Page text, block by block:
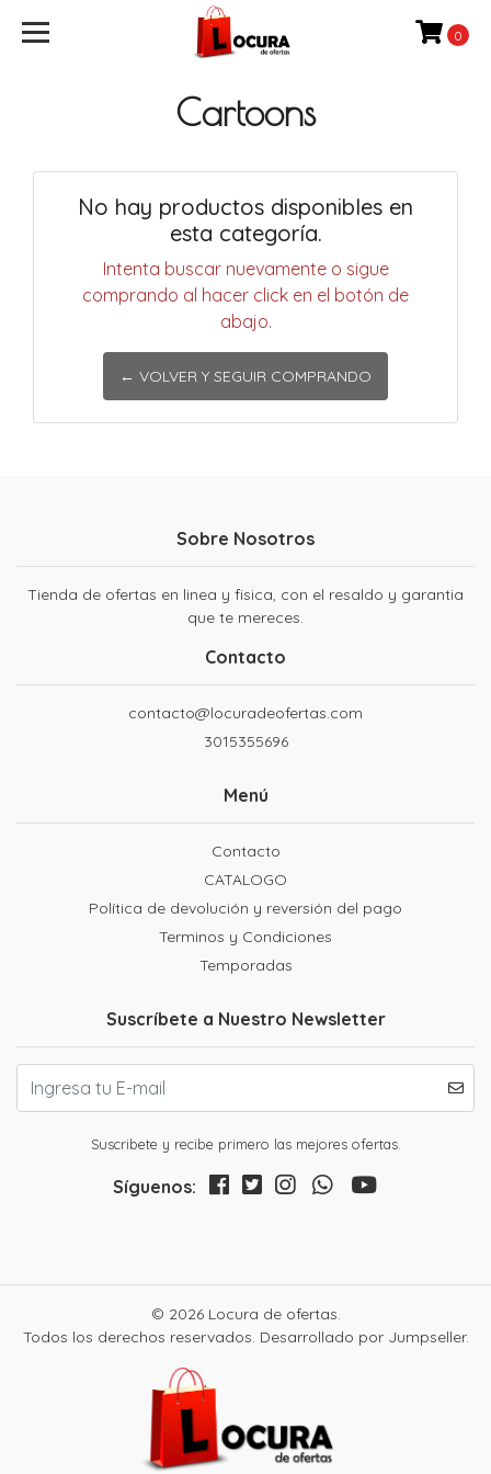
0
Cartoons
No hay productos disponibles en
esta categoría.
Intenta buscar nuevamente o sigue
comprando al hacer click en el botón de
abajo.
← VOLVER Y SEGUIR COMPRANDO
Sobre Nosotros
Tienda de ofertas en linea y fisica, con el resaldo y garantia
que te mereces.
Contacto
contacto@locuradeofertas.com
3015355696
Menú
Contacto
CATALOGO
Política de devolución y reversión del pago
Terminos y Condiciones
Temporadas
Suscríbete a Nuestro Newsletter
Suscribete y recibe primero las mejores ofertas.
Síguenos:
© 2026 Locura de ofertas.
Todos los derechos reservados. Desarrollado por Jumpseller.